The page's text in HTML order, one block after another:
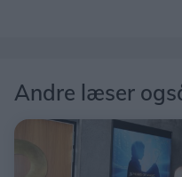
Andre læser